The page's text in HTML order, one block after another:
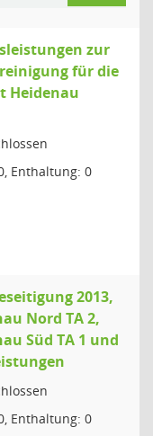
zur
für die
Heidenau
Enthaltung: 0
2013,
Nord TA 2,
Süd TA 1 und
Enthaltung: 0